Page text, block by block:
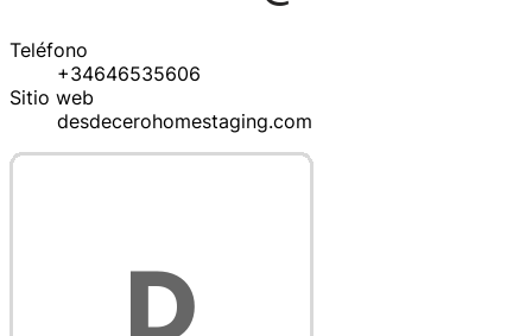
Teléfono
+34646535606
Sitio web
desdecerohomestaging.com